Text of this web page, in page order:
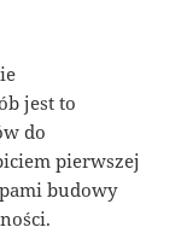
jest to
do
pierwszej
budowy